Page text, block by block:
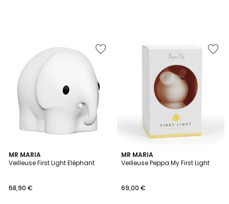
MR MARIA
Veilleuse First Light Eléphant
68,90 €
MR MARIA
Veilleuse Peppa My First Light
69,00 €